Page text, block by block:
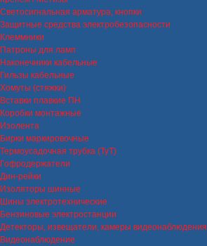
Светосигнальная арматура, кнопки
Защитные средства электробезопасности
Клеммники
Патроны для ламп
Наконечники кабельные
Гильзы кабельные
Хомуты (стяжки)
Вставки плавкие ПН
Коробки монтажные
Изолента
Бирки маркировочные
Термоусадочная трубка (ТуТ)
Гофродержатели
Дин-рейки
Изоляторы шинные
Шины электротехнические
Бензиновые электростанции
Детекторы, извещатели, камеры видеонаблюдения
Видеонаблюдение